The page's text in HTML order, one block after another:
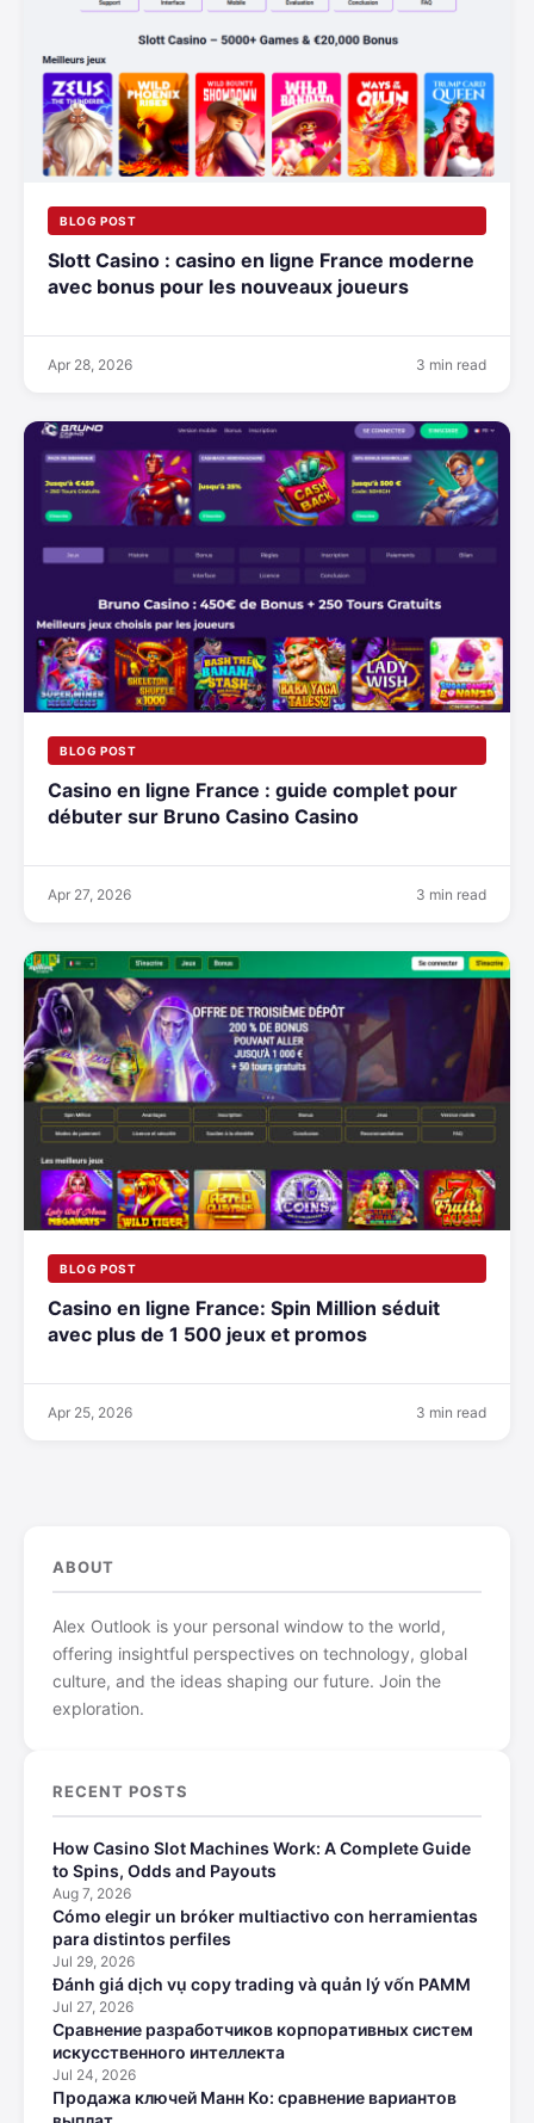
BLOG POST
Slott Casino : casino en ligne France moderne
avec bonus pour les nouveaux joueurs
Apr 28, 2026 3 min read
BLOG POST
Casino en ligne France : guide complet pour
débuter sur Bruno Casino Casino
Apr 27, 2026 3 min read
BLOG POST
Casino en ligne France: Spin Million séduit
avec plus de 1 500 jeux et promos
Apr 25, 2026 3 min read
ABOUT
Alex Outlook is your personal window to the world,
offering insightful perspectives on technology, global
culture, and the ideas shaping our future. Join the
exploration.
RECENT POSTS
How Casino Slot Machines Work: A Complete Guide
to Spins, Odds and Payouts
Aug 7, 2026
Cómo elegir un bróker multiactivo con herramientas
para distintos perfiles
Jul 29, 2026
Đánh giá dịch vụ copy trading và quản lý vốn PAMM
Jul 27, 2026
Сравнение разработчиков корпоративных систем
искусственного интеллекта
Jul 24, 2026
Продажа ключей Манн Ко: сравнение вариантов